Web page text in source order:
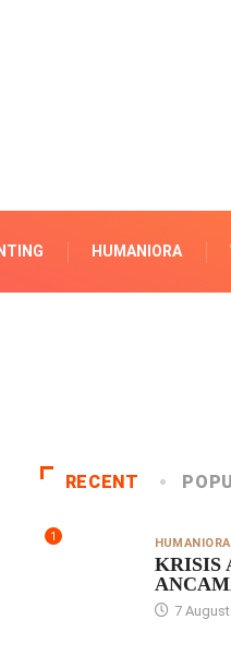
HUMANIORA
RECENT
1 HUMANIORA
KRISIS
7